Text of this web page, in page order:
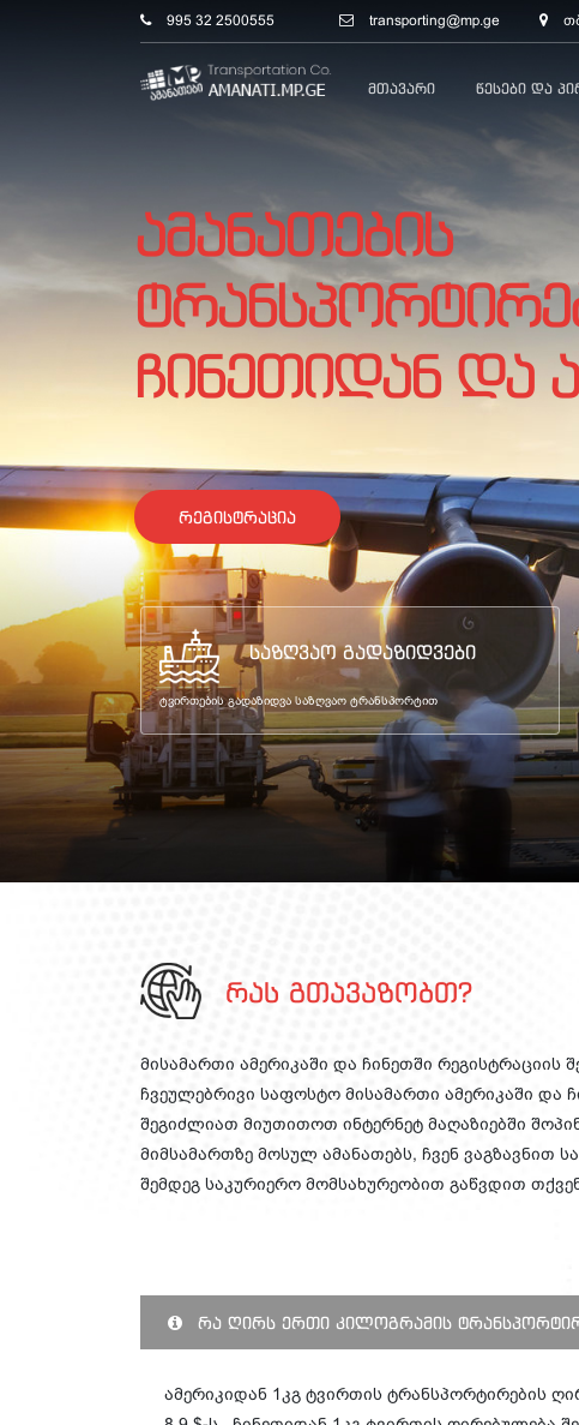
995 32 2500555 transporting@mp.ge
Მთავარი Წესები Და
ამანათების
ჩინეთიდან და
რეგისტრაცია
საზღვაო გადაზიდვები
ტვირთების გადაზიდვა საზღვაო ტრანსპორტით
რას გთავაზობთ?
მისამართი ამერიკაში და ჩინეთში რეგისტრაციის
ჩვეულებრივი საფოსტო მისამართი ამერიკაში და
შეგიძლიათ მიუთითოთ ინტერნეტ მაღაზიებში
მიმსამართზე მოსულ ამანათებს, ჩვენ ვაგზავნით
შემდეგ საკურიერო მომსახურეობით გაწვდით
რა ღირს ერთი კილოგრამის
ამერიკიდან 1კგ ტვირთის ტრანსპორტირების